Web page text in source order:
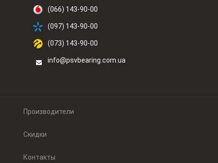
(066) 143-90-00
(097) 143-90-00
(073) 143-90-00
info@psvbearing.com.ua
Производители
Скидки
Контакты